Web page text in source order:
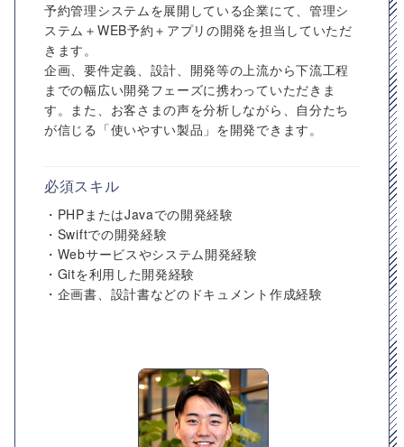
予約管理システムを展開している企業にて、管理シ
ステム＋WEB予約＋アプリの開発を担当していただ
きます。
企画、要件定義、設計、開発等の上流から下流工程
までの幅広い開発フェーズに携わっていただきま
す。また、お客さまの声を分析しながら、自分たち
が信じる「使いやすい製品」を開発できます。
必須スキル
・PHPまたはJavaでの開発経験
・Swiftでの開発経験
・Webサービスやシステム開発経験
・Gitを利用した開発経験
・企画書、設計書などのドキュメント作成経験